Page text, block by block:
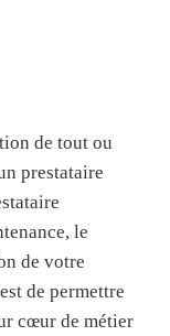
de tout ou
prestataire
le
de votre
de permettre
cœur de métier